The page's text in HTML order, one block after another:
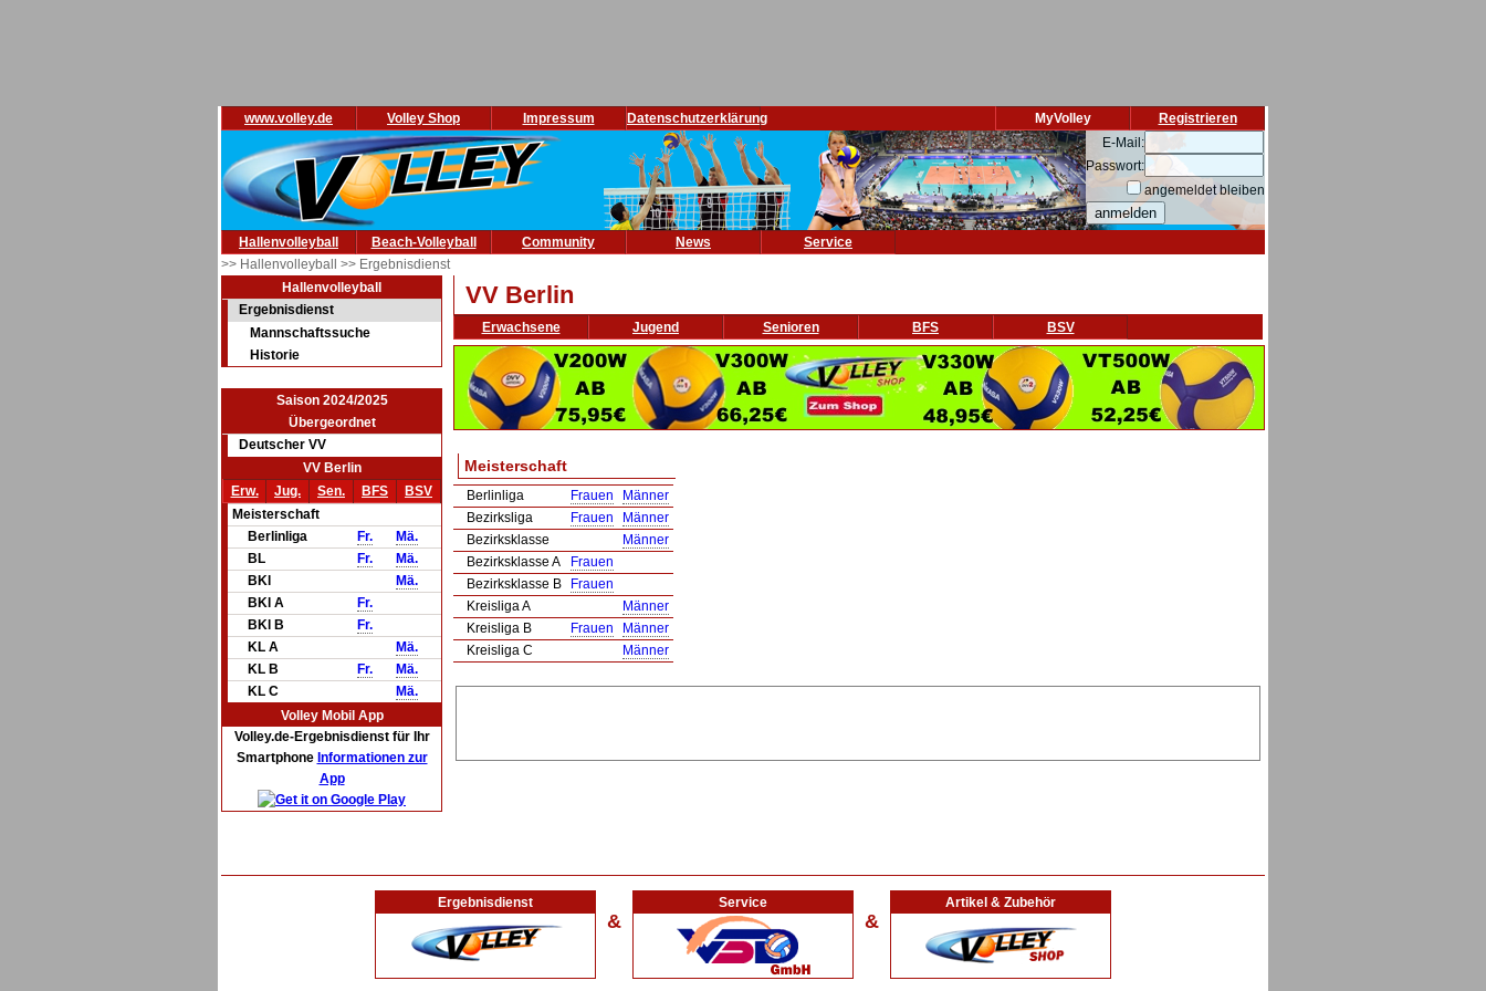
www.volley.de Volley Shop Impressum Datenschutzerklärung Registrieren
MyVolley
E-Mail:
Passwort:
angemeldet bleiben
Hallenvolleyball Beach-Volleyball Community News
Service
>> Hallenvolleyball >> Ergebnisdienst
Hallenvolleyball
Ergebnisdienst
Mannschaftssuche
Historie
Saison 2024/2025
Übergeordnet
Deutscher VV
VV Berlin
Erw.
Jug. Sen. BFS
BSV
Meisterschaft
Berlinliga
Fr.
Mä.
BL
Fr.
Mä.
BKl
Mä.
BKl A
Fr.
BKl B
Fr.
KL A
Mä.
KL B
Fr.
Mä.
KL C
Mä.
Volley Mobil App
Volley.de-Ergebnisdienst für Ihr
Smartphone Informationen zur
App
VV Berlin
Erwachsene Jugend Senioren BFS BSV
Meisterschaft
Berlinliga Frauen
Männer
Bezirksliga
Frauen
Männer
Bezirksklasse
Männer
Bezirksklasse A
Frauen
Bezirksklasse B
Frauen
Kreisliga A
Männer
Kreisliga B
Frauen
Männer
Kreisliga C
Männer
Ergebnisdienst
&
Service
&
Artikel & Zubehör